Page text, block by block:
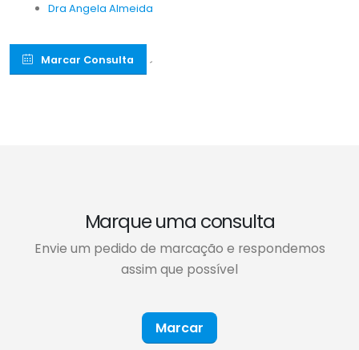
Dra Angela Almeida
Marcar Consulta ´
Marque uma consulta
Envie um pedido de marcação e respondemos
assim que possível
Marcar